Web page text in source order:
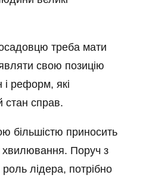
треба мати
свою позицію
і реформ, які
стан справ.
більшістю приносить
хвилювання. Поруч з
лідера, потрібно